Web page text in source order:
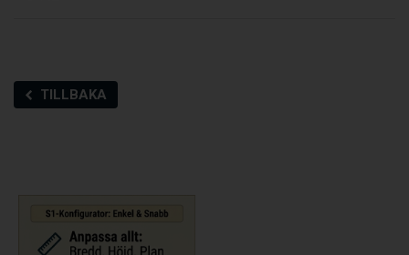
TILLBAKA